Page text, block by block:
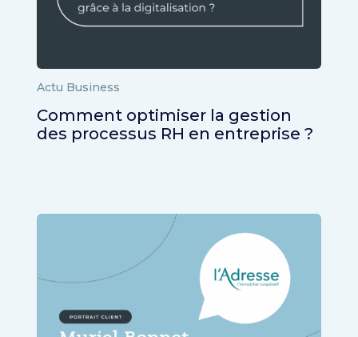
Actu Business
Comment optimiser la gestion
des processus RH en entreprise ?